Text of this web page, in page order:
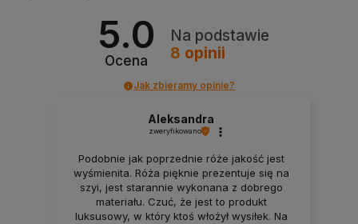
5.0
Ocena
Na podstawie
8 opinii
Jak zbieramy opinie?
Aleksandra
zweryfikowano
Podobnie jak poprzednie róże jakość jest
wyśmienita. Róża pięknie prezentuje się na
szyi, jest starannie wykonana z dobrego
materiału. Czuć, że jest to produkt
luksusowy, w który ktoś włożył wysiłek. Na